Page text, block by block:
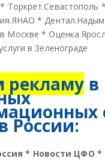
* Торкрет.Севастополь *
* Дентал.Надым
Москве * Оценка
в Зеленограде
рекламу в
России:
* Новости ЦФО *